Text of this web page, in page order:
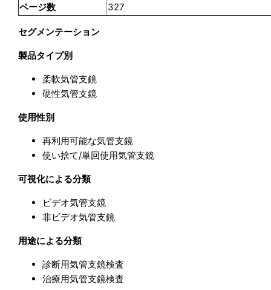
ページ数
327
セグメンテーション
製品タイプ別
柔軟気管支鏡
硬性気管支鏡
使用性別
再利用可能な気管支鏡
使い捨て/単回使用気管支鏡
可視化による分類
ビデオ気管支鏡
非ビデオ気管支鏡
用途による分類
診断用気管支鏡検査
治療用気管支鏡検査